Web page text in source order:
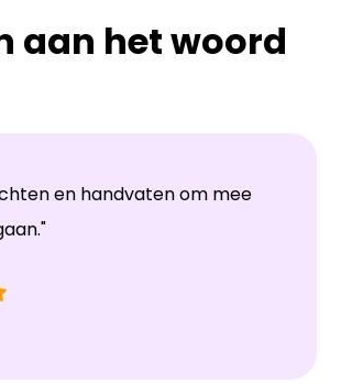
aan het woord
en handvaten om mee